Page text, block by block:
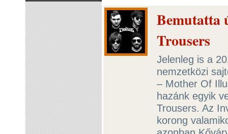
Bemutatta
Trousers
Jelenleg is a
nemzetközi
– Mother Of
hazánk egyik
Trousers. Az
korong